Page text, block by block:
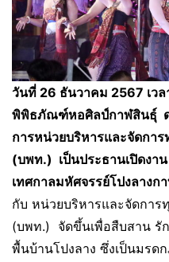
วันที่ 26 ธันวาคม 2567 เว
พิพิธภัณฑ์หอศิลป์กาฬสินธุ์
การหน่วยบริหารและจัดกา
(บพท.) เป็นประธานเปิดงา
เทศกาลมหัศจรรย์โปงลางก
กับ หน่วยบริหารและจัดกา
(บพท.) จัดขึ้นเพื่อสืบสาน รั
พื้นบ้านโปงลาง ซึ่งเป็นมร